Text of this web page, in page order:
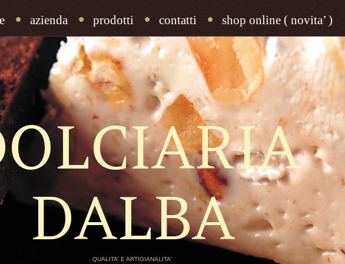
azienda prodotti contatti shop online ( novita’ )
DALBA
QUALITA' E ARTIGIANALITA'